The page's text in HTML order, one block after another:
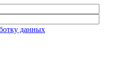
данных